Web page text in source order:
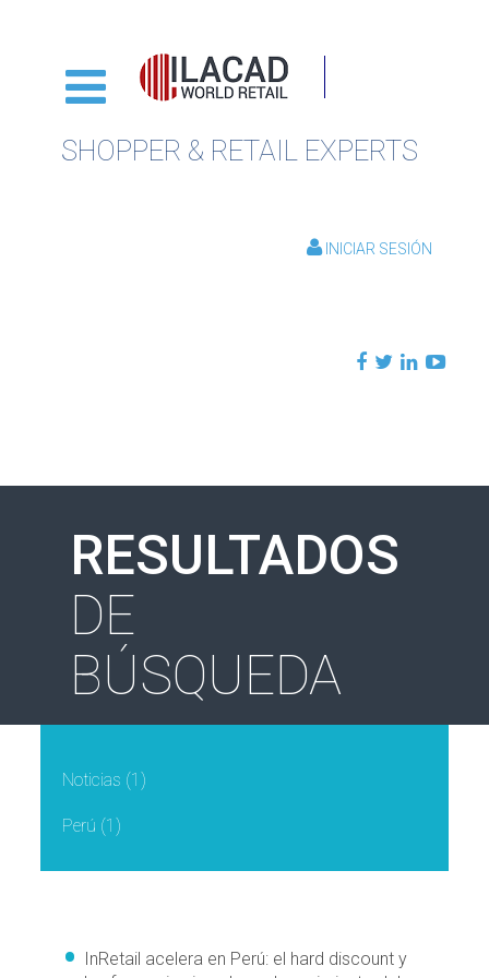
SHOPPER & RETAIL EXPERTS
INICIAR SESIÓN
RESULTADOS
DE
BÚSQUEDA
Noticias (1)
Perú (1)
InRetail acelera en Perú: el hard discount y